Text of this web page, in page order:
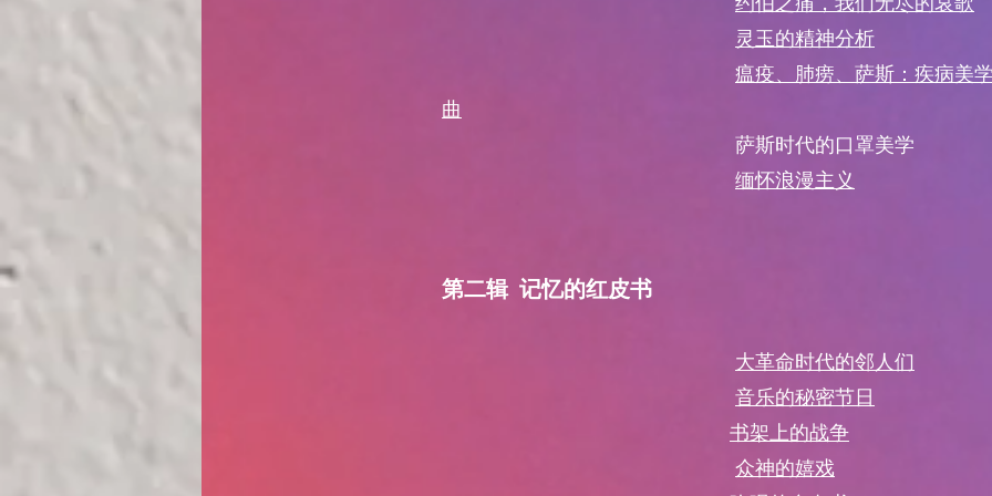
灵玉的精神分析
瘟疫、肺痨、萨斯：疾病美
曲
萨斯时代的口罩美学
缅怀浪漫主义
第二辑 记忆的红皮书
大革命时代的邻人们
音乐的秘密节日
书架上的战争
众神的嬉戏